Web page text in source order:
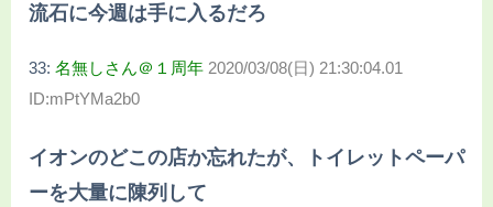
流石に今週は手に入るだろ
33: 名無しさん＠１周年 2020/03/08(日) 21:30:04.01
ID:mPtYMa2b0
イオンのどこの店か忘れたが、トイレットペーパ
ーを大量に陳列して